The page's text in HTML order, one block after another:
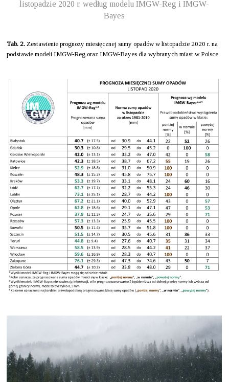
listopadzie 2020 r. według modelu IMGW-Reg i IMGW-
Bayes
Tab. 2.Zestawienie prognozy miesięcznej sumy opadów w listopadzie 2020 r. na
podstawie modeli IMGW-Reg oraz IMGW-Bayes dla wybranych miast w Polsce